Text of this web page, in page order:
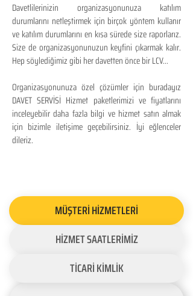
Davetlilerinizin organizasyonunuza katılım
durumlarını netleştirmek için birçok yöntem kullanır
ve katılım durumlarını en kısa sürede size raporlarız.
Size de organizasyonunuzun keyfini çıkarmak kalır.
Hep söylediğimiz gibi her davetten önce bir LCV...
Organizasyonunuza özel çözümler için buradayız
DAVET SERVİSİ Hizmet paketlerimizi ve fiyatlarını
inceleyebilir daha fazla bilgi ve hizmet satın almak
için bizimle iletişime geçebilirsiniz. İyi eğlenceler
dileriz.
MÜŞTERİ HİZMETLERİ
HİZMET SAATLERİMİZ
TİCARİ KİMLİK